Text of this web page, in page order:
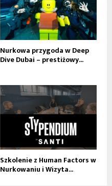
Nurkowa przygoda w Deep
Dive Dubai – prestiżowy...
Szkolenie z Human Factors w
Nurkowaniu i Wizyta...